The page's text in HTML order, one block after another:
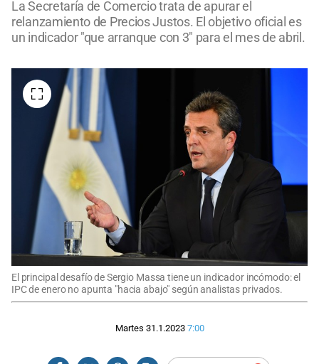
La Secretaría de Comercio trata de apurar el
relanzamiento de Precios Justos. El objetivo oficial es
un indicador "que arranque con 3" para el mes de abril.
El principal desafío de Sergio Massa tiene un indicador incómodo: el
IPC de enero no apunta "hacia abajo" según analistas privados.
Martes 31.1.2023 7:00